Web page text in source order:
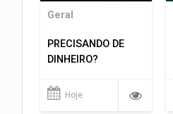
Geral
PRECISANDO DE
DINHEIRO?
Hoje